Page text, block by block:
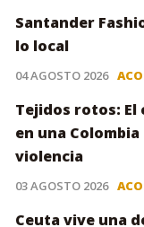
Santander
lo local
04 AGOSTO 2026
Tejidos rotos: El
en una
violencia
03 AGOSTO 2026
Ceuta vive una